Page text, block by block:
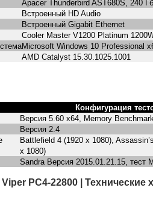
Apacer Thunderbird AST680S, 240
Встроенный HD Audio
Встроенный Gigabit Ethernet
Cooler Master V1200 Platinum
Microsoft Windows 10 Professional
AMD Catalyst 15.30.1025.1001
Конфигурация
Версия 5.60 x64, Memory
Версия 2.4
Battlefield 4 (1920 х 1080),
х 1080)
Sandra Версия 2015.01.21.15, тест
PC4-22800 | Технические